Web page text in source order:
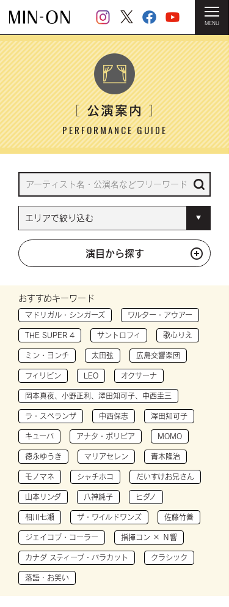
MENU
HOME ＞ 公演案内
［公演案内］
PERFORMANCE GUIDE
演目から探す
おすすめキーワード
マドリガル・シンガーズ ワルター・アウアー
THE SUPER 4 サントロフィ 歌心りえ
ミン・ヨンチ 太田弦 広島交響楽団
フィリピン LEO オクサーナ
岡本真夜、小野正利、澤田知可子、中西圭三
ラ・スペランザ 中西保志 澤田知可子
キューバ アナタ・ボリビア MOMO
徳永ゆうき マリアセレン 青木隆治
モノマネ シャチホコ だいすけお兄さん
山本リンダ 八神純子 ヒダノ
相川七瀬 ザ・ワイルドワンズ 佐藤竹善
ジェイコブ・コーラー 指揮コン × Ｎ響
カナダ スティーブ・バラカット クラシック
落語・お笑い